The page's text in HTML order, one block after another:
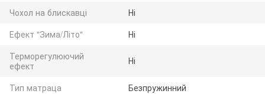
Чохол на блискавці
Ні
Ефект "Зима/Літо"
Ні
Терморегулюючий
ефект
Ні
Тип матраца
Безпружинний